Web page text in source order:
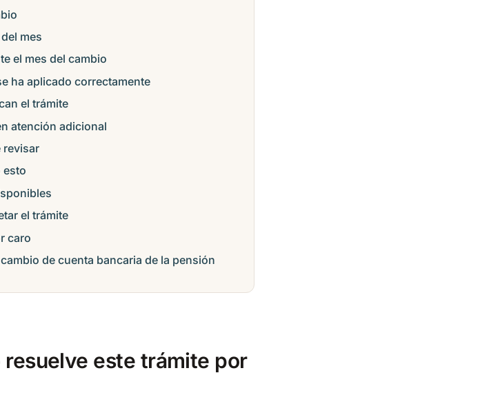
mes
el mes del cambio
ha aplicado correctamente
el trámite
atención adicional
revisar
esto
el trámite
caro
de cuenta bancaria de la pensión
resuelve este trámite por